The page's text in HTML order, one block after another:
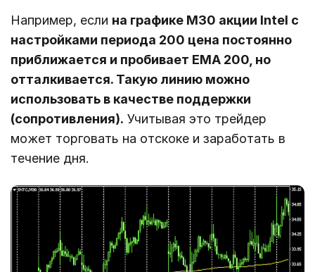
Например, если на графике M30 акции Intel с
настройками периода 200 цена постоянно
приближается и пробивает EMA 200, но
отталкивается. Такую линию можно
использовать в качестве поддержки
(сопротивления). Учитывая это трейдер
может торговать на отскоке и заработать в
течение дня.